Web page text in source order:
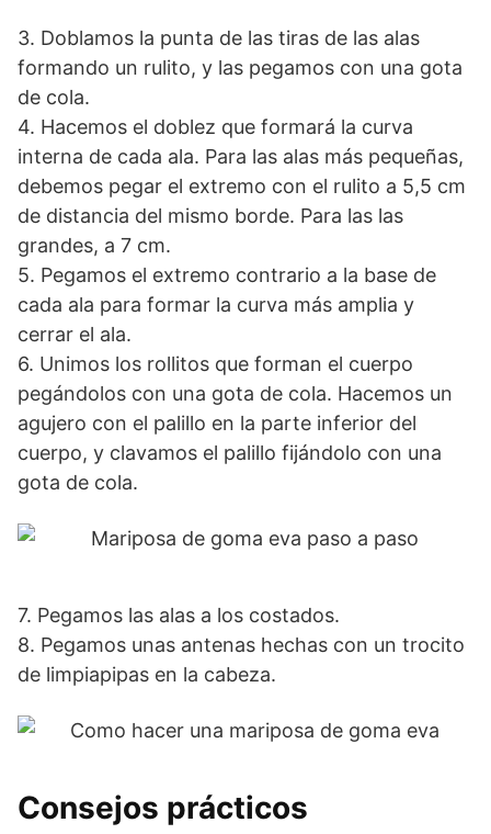
3. Doblamos la punta de las tiras de las alas
formando un rulito, y las pegamos con una gota
de cola.
4. Hacemos el doblez que formará la curva
interna de cada ala. Para las alas más pequeñas,
debemos pegar el extremo con el rulito a 5,5 cm
de distancia del mismo borde. Para las las
grandes, a 7 cm.
5. Pegamos el extremo contrario a la base de
cada ala para formar la curva más amplia y
cerrar el ala.
6. Unimos los rollitos que forman el cuerpo
pegándolos con una gota de cola. Hacemos un
agujero con el palillo en la parte inferior del
cuerpo, y clavamos el palillo fijándolo con una
gota de cola.
7. Pegamos las alas a los costados.
8. Pegamos unas antenas hechas con un trocito
de limpiapipas en la cabeza.
Consejos prácticos